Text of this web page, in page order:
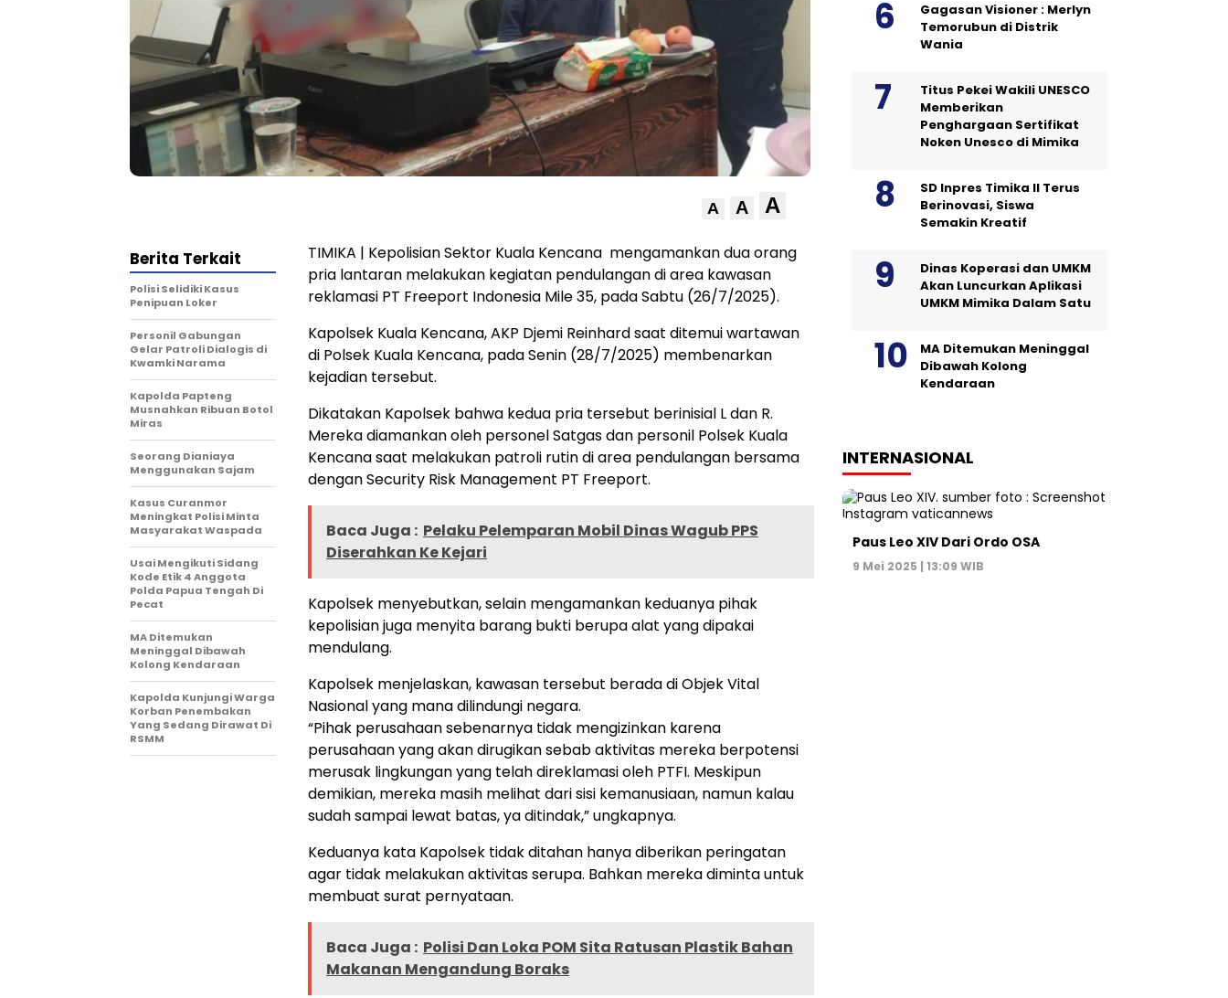
A A A
TIMIKA | Kepolisian Sektor Kuala Kencana mengamankan dua orang
pria lantaran melakukan kegiatan pendulangan di area kawasan
reklamasi PT Freeport Indonesia Mile 35, pada Sabtu (26/7/2025).
Kapolsek Kuala Kencana, AKP Djemi Reinhard saat ditemui wartawan
di Polsek Kuala Kencana, pada Senin (28/7/2025) membenarkan
kejadian tersebut.
Dikatakan Kapolsek bahwa kedua pria tersebut berinisial L dan R.
Mereka diamankan oleh personel Satgas dan personil Polsek Kuala
Kencana saat melakukan patroli rutin di area pendulangan bersama
dengan Security Risk Management PT Freeport.
Baca Juga : Pelaku Pelemparan Mobil Dinas Wagub PPS
Diserahkan Ke Kejari
Kapolsek menyebutkan, selain mengamankan keduanya pihak
kepolisian juga menyita barang bukti berupa alat yang dipakai
mendulang.
Kapolsek menjelaskan, kawasan tersebut berada di Objek Vital
Nasional yang mana dilindungi negara.
“Pihak perusahaan sebenarnya tidak mengizinkan karena
perusahaan yang akan dirugikan sebab aktivitas mereka berpotensi
merusak lingkungan yang telah direklamasi oleh PTFI. Meskipun
demikian, mereka masih melihat dari sisi kemanusiaan, namun kalau
sudah sampai lewat batas, ya ditindak,” ungkapnya.
Keduanya kata Kapolsek tidak ditahan hanya diberikan peringatan
agar tidak melakukan aktivitas serupa. Bahkan mereka diminta untuk
membuat surat pernyataan.
Baca Juga : Polisi Dan Loka POM Sita Ratusan Plastik Bahan
Makanan Mengandung Boraks
Berita Terkait
Polisi Selidiki Kasus
Penipuan Loker
Personil Gabungan
Gelar Patroli Dialogis di
Kwamki Narama
Kapolda Papteng
Musnahkan Ribuan Botol
Miras
Seorang Dianiaya
Menggunakan Sajam
Kasus Curanmor
Meningkat Polisi Minta
Masyarakat Waspada
Usai Mengikuti Sidang
Kode Etik 4 Anggota
Polda Papua Tengah Di
Pecat
MA Ditemukan
Meninggal Dibawah
Kolong Kendaraan
Kapolda Kunjungi Warga
Korban Penembakan
Yang Sedang Dirawat Di
RSMM
Gagasan Visioner : Merlyn
Temorubun di Distrik
Wania
Titus Pekei Wakili UNESCO
Memberikan
Penghargaan Sertifikat
Noken Unesco di Mimika
SD Inpres Timika II Terus
Berinovasi, Siswa
Semakin Kreatif
Dinas Koperasi dan UMKM
Akan Luncurkan Aplikasi
UMKM Mimika Dalam Satu
MA Ditemukan Meninggal
Dibawah Kolong
Kendaraan
INTERNASIONAL
Paus Leo XIV Dari Ordo OSA
9 Mei 2025 | 13:09 WIB